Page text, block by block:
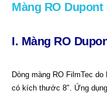
Màng RO
I. Màng RO
Dòng màng RO FilmTec
có kích thước 8″. Ứng